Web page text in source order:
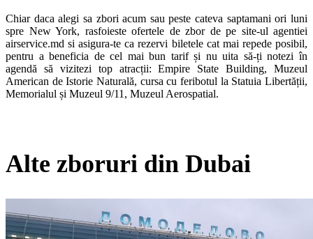
Chiar daca alegi sa zbori acum sau peste cateva saptamani ori luni
spre New York, rasfoieste ofertele de zbor de pe site-ul agentiei
airservice.md si asigura-te ca rezervi biletele cat mai repede posibil,
pentru a beneficia de cel mai bun tarif și nu uita să-ți notezi în
agendă să vizitezi top atracții: Empire State Building, Muzeul
American de Istorie Naturală, cursa cu feribotul la Statuia Libertății,
Memorialul și Muzeul 9/11, Muzeul Aerospatial.
Alte zboruri din Dubai